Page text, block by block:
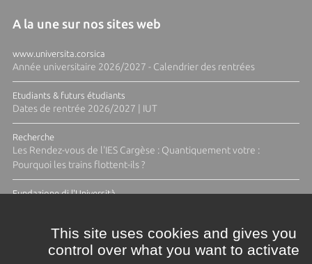
A la une sur nos sites web
www.universita.corsica
Année universitaire 2026/2027 - Calendrier des rentrées
Etudiants & futurs étudiants
Dates de rentrée 2026/2027 | IUT
Recherche
Les Rendez-vous de l'IES Cargèse : Quantiquement votre :
Pourquoi les trains flottent-ils ?
Fundazione di l'Università
This site uses cookies and gives you
control over what you want to activate